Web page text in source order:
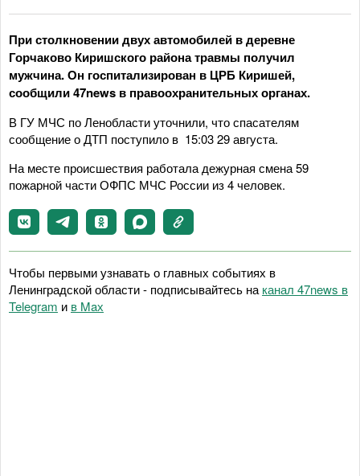
При столкновении двух автомобилей в деревне
Горчаково Киришского района травмы получил
мужчина. Он госпитализирован в ЦРБ Киришей,
сообщили 47news в правоохранительных органах.
В ГУ МЧС по Ленобласти уточнили, что спасателям
сообщение о ДТП поступило в 15:03 29 августа.
На месте происшествия работала дежурная смена 59
пожарной части ОФПС МЧС России из 4 человек.
Чтобы первыми узнавать о главных событиях в
Ленинградской области - подписывайтесь на канал 47news в
Telegram и в Maх